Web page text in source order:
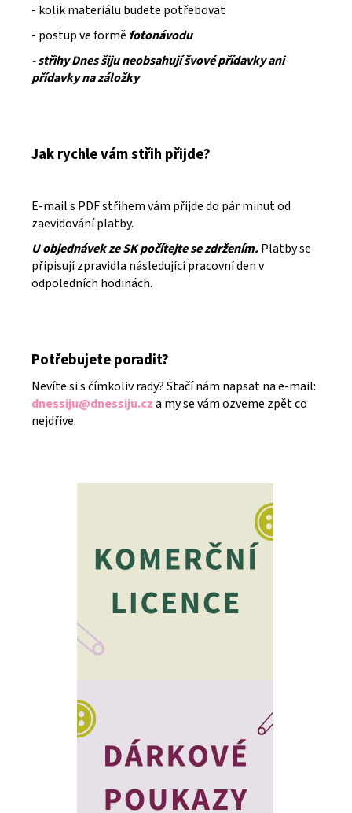
- kolik materiálu budete potřebovat
- postup ve formě fotonávodu
- střihy Dnes šiju neobsahují švové přídavky ani
přídavky na záložky
Jak rychle vám střih přijde?
E-mail s PDF střihem vám přijde do pár minut od
zaevidování platby.
U objednávek ze SK počítejte se zdržením.Platby se
připisují zpravidla následující pracovní den v
odpoledních hodinách.
Potřebujete poradit?
Nevíte si s čímkoliv rady? Stačí nám napsat na e-mail:
dnessiju@dnessiju.cza my se vám ozveme zpět co
nejdříve.